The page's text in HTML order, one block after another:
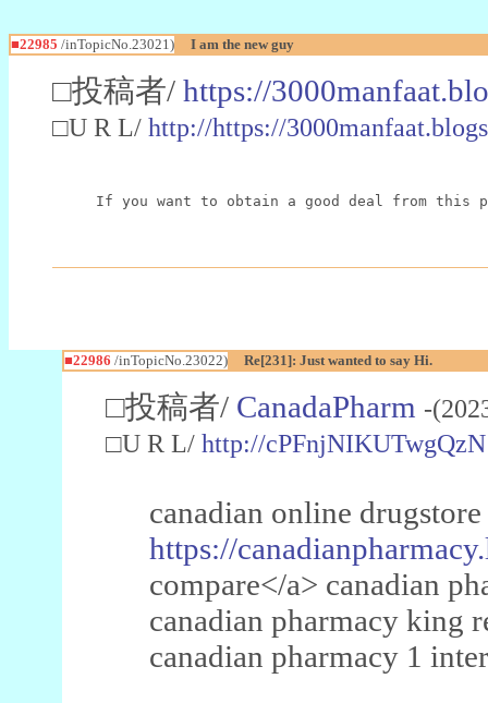
■22985 /inTopicNo.23021) I am the new guy
□投稿者/ https://
□U R L/ http://https://
If you want to obtain a good deal from this
■22986 /inTopicNo.23022) Re[231]: Just wanted to say Hi.
□投稿者/ CanadaPharm -
□U R L/ http://cPFnjNIKUTwgQzN
canadian online
https://
compare</a> canadian
canadian pharmacy king
canadian pharmacy 1